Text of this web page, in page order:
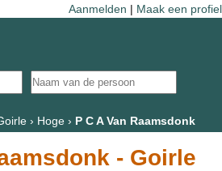
Aanmelden | Maak een profiel
› Hoge› P C A Van Raamsdonk
- Goirle